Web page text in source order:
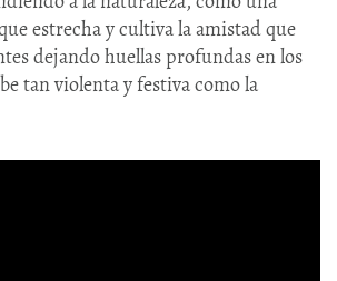
estrecha y cultiva la amistad que
dejando huellas profundas en los
tan violenta y festiva como la